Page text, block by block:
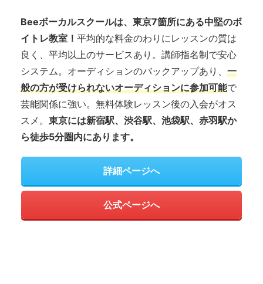
Beeボーカルスクールは、東京7箇所にある中堅のボ
イトレ教室！ 平均的な料金のわりにレッスンの質は
良く、平均以上のサービスあり。講師指名制で安心
システム。オーディションのバックアップあり、 一
般の方が受けられないオーディションに参加可能で
芸能関係に強い。無料体験レッスン後の入会がオス
スメ。 東京には新宿駅、渋谷駅、池袋駅、赤羽駅か
ら徒歩5分圏内にあります。
詳細ページへ
公式ページへ